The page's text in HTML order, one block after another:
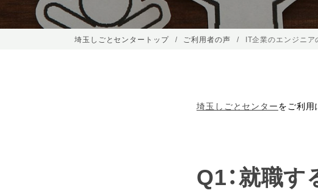
埼玉しごとセンタートップ ご利用者の声 IT企業のエンジニア
埼玉しごとセンターをご利用
Q1：就職